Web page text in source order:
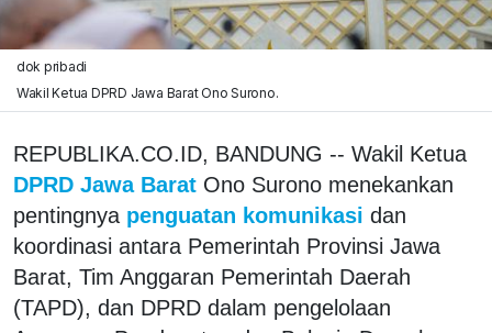
dok pribadi
Wakil Ketua DPRD Jawa Barat Ono Surono.
REPUBLIKA.CO.ID, BANDUNG -- Wakil Ketua
DPRD Jawa Barat Ono Surono menekankan
pentingnya penguatan komunikasi dan
koordinasi antara Pemerintah Provinsi Jawa
Barat, Tim Anggaran Pemerintah Daerah
(TAPD), dan DPRD dalam pengelolaan